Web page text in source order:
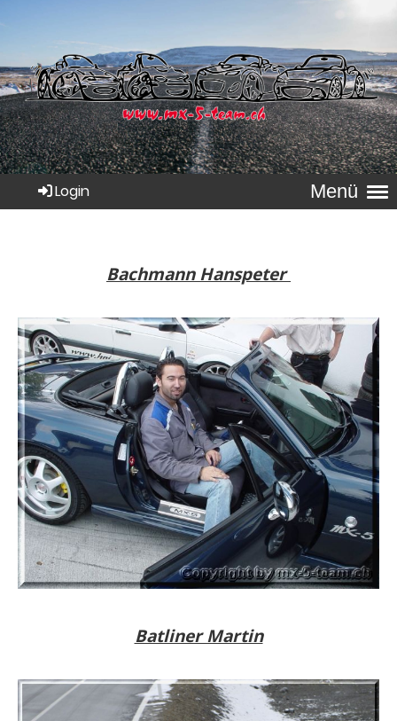
Menü
Login
Bachmann Hanspeter
Batliner Martin